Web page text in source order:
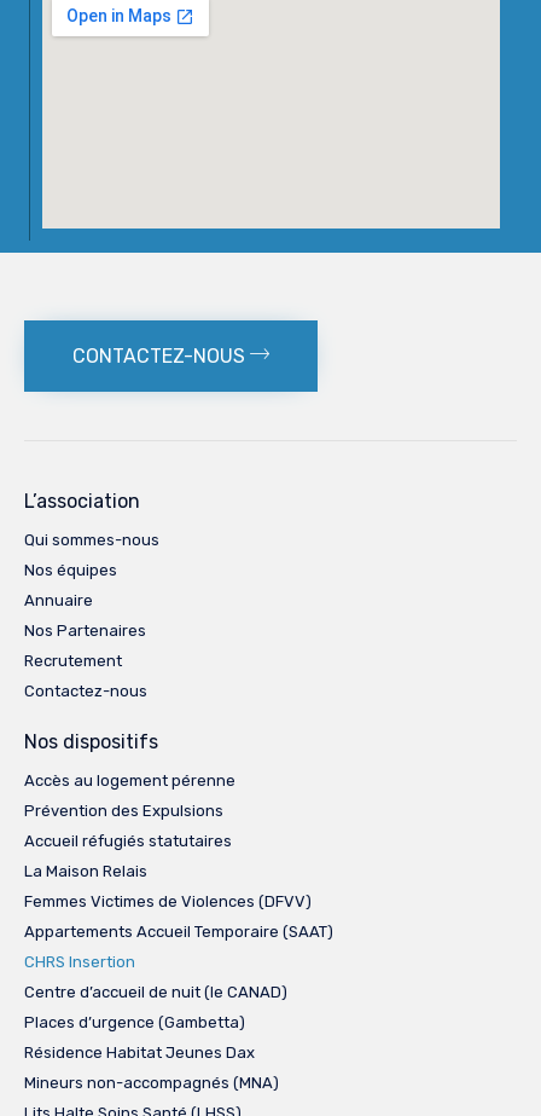
CONTACTEZ-NOUS
L’association
Qui sommes-nous
Nos équipes
Annuaire
Nos Partenaires
Recrutement
Contactez-nous
Nos dispositifs
Accès au logement pérenne
Prévention des Expulsions
Accueil réfugiés statutaires
La Maison Relais
Femmes Victimes de Violences (DFVV)
Appartements Accueil Temporaire (SAAT)
CHRS Insertion
Centre d’accueil de nuit (le CANAD)
Places d’urgence (Gambetta)
Résidence Habitat Jeunes Dax
Mineurs non-accompagnés (MNA)